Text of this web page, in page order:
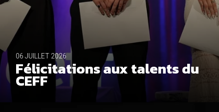
06 JUILLET 2026
Félicitations aux talents du
CEFF